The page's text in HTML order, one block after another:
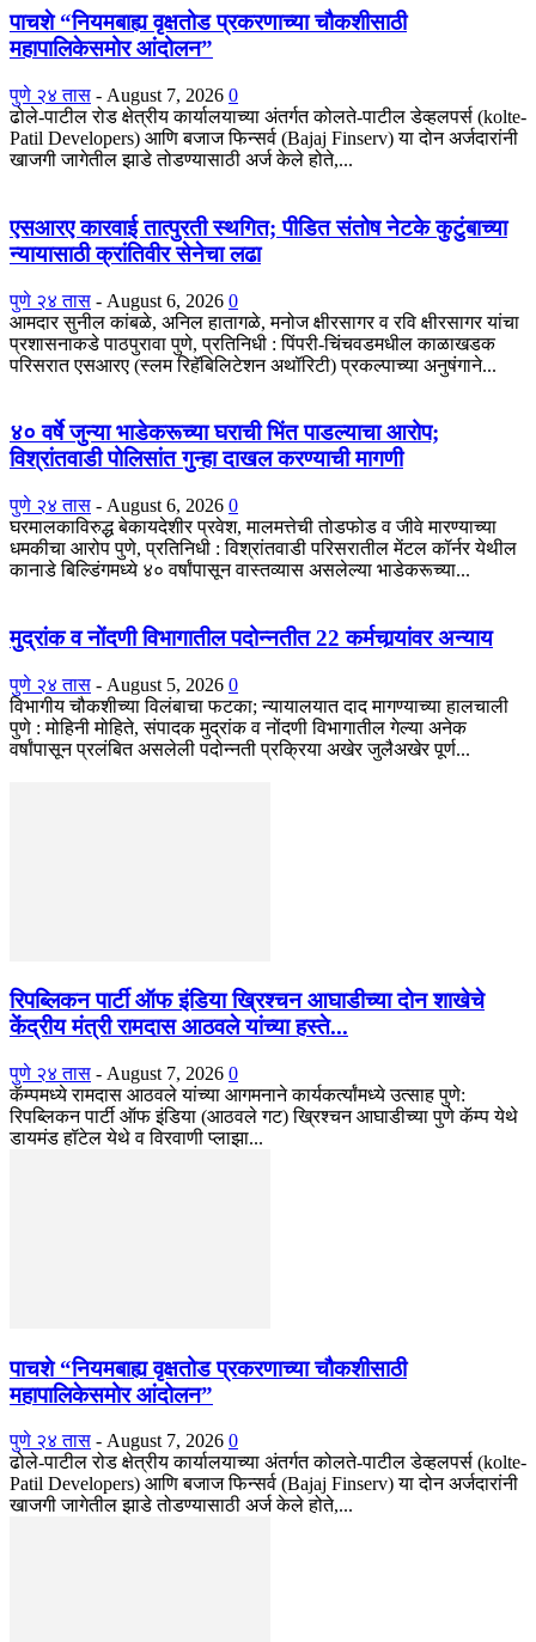
पाचशे “नियमबाह्य वृक्षतोड प्रकरणाच्या चौकशीसाठी
महापालिकेसमोर आंदोलन”
पुणे २४ तास - August 7, 2026 0
ढोले-पाटील रोड क्षेत्रीय कार्यालयाच्या अंतर्गत कोलते-पाटील डेव्हलपर्स (kolte-
Patil Developers) आणि बजाज फिन्सर्व (Bajaj Finserv) या दोन अर्जदारांनी
खाजगी जागेतील झाडे तोडण्यासाठी अर्ज केले होते,...
एसआरए कारवाई तात्पुरती स्थगित; पीडित संतोष नेटके कुटुंबाच्या
न्यायासाठी क्रांतिवीर सेनेचा लढा
पुणे २४ तास - August 6, 2026 0
आमदार सुनील कांबळे, अनिल हातागळे, मनोज क्षीरसागर व रवि क्षीरसागर यांचा
प्रशासनाकडे पाठपुरावा पुणे, प्रतिनिधी : पिंपरी-चिंचवडमधील काळाखडक
परिसरात एसआरए (स्लम रिहॅबिलिटेशन अथॉरिटी) प्रकल्पाच्या अनुषंगाने...
४० वर्षे जुन्या भाडेकरूच्या घराची भिंत पाडल्याचा आरोप;
विश्रांतवाडी पोलिसांत गुन्हा दाखल करण्याची मागणी
पुणे २४ तास - August 6, 2026 0
घरमालकाविरुद्ध बेकायदेशीर प्रवेश, मालमत्तेची तोडफोड व जीवे मारण्याच्या
धमकीचा आरोप पुणे, प्रतिनिधी : विश्रांतवाडी परिसरातील मेंटल कॉर्नर येथील
कानाडे बिल्डिंगमध्ये ४० वर्षांपासून वास्तव्यास असलेल्या भाडेकरूच्या...
मुद्रांक व नोंदणी विभागातील पदोन्नतीत 22 कर्मचार्‍यांवर अन्याय
पुणे २४ तास - August 5, 2026 0
विभागीय चौकशीच्या विलंबाचा फटका; न्यायालयात दाद मागण्याच्या हालचाली
पुणे : मोहिनी मोहिते, संपादक मुद्रांक व नोंदणी विभागातील गेल्या अनेक
वर्षांपासून प्रलंबित असलेली पदोन्नती प्रक्रिया अखेर जुलैअखेर पूर्ण...
रिपब्लिकन पार्टी ऑफ इंडिया ख्रिश्चन आघाडीच्या दोन शाखेचे
केंद्रीय मंत्री रामदास आठवले यांच्या हस्ते...
पुणे २४ तास - August 7, 2026 0
कॅम्पमध्ये रामदास आठवले यांच्या आगमनाने कार्यकर्त्यांमध्ये उत्साह पुणे:
रिपब्लिकन पार्टी ऑफ इंडिया (आठवले गट) ख्रिश्चन आघाडीच्या पुणे कॅम्प येथे
डायमंड हॉटेल येथे व विरवाणी प्लाझा...
पाचशे “नियमबाह्य वृक्षतोड प्रकरणाच्या चौकशीसाठी
महापालिकेसमोर आंदोलन”
पुणे २४ तास - August 7, 2026 0
ढोले-पाटील रोड क्षेत्रीय कार्यालयाच्या अंतर्गत कोलते-पाटील डेव्हलपर्स (kolte-
Patil Developers) आणि बजाज फिन्सर्व (Bajaj Finserv) या दोन अर्जदारांनी
खाजगी जागेतील झाडे तोडण्यासाठी अर्ज केले होते,...